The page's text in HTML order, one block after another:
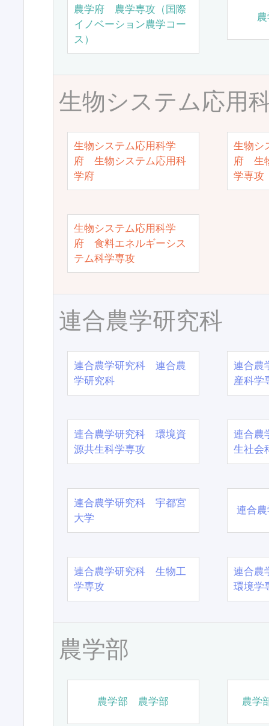
農学府 農学専攻（国際
イノベーション農学コー
ス）
生物システム応用
生物システム応用科学
府 生物システム応用科
学府
生物シ
府 生
学専攻
生物システム応用科学
府 食料エネルギーシス
テム科学専攻
連合農学研究科
連合農学研究科 連合農
学研究科
連合農
産科学
連合農学研究科 環境資
源共生科学専攻
連合農
生社会
連合農学研究科 宇都宮
大学
連合
連合農学研究科 生物工
学専攻
連合農
環境学
農学部
農学部 農学部 農学